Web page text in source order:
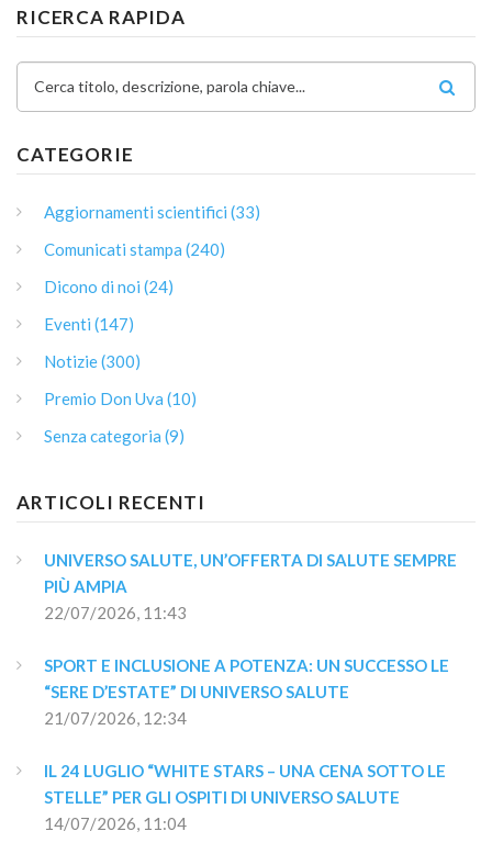
RICERCA RAPIDA
Cerca titolo, descrizione, parola chiave...
CATEGORIE
Aggiornamenti scientifici (33)
Comunicati stampa (240)
Dicono di noi (24)
Eventi (147)
Notizie (300)
Premio Don Uva (10)
Senza categoria (9)
ARTICOLI RECENTI
UNIVERSO SALUTE, UN’OFFERTA DI SALUTE SEMPRE
PIÙ AMPIA
22/07/2026, 11:43
SPORT E INCLUSIONE A POTENZA: UN SUCCESSO LE
“SERE D’ESTATE” DI UNIVERSO SALUTE
21/07/2026, 12:34
IL 24 LUGLIO “WHITE STARS – UNA CENA SOTTO LE
STELLE” PER GLI OSPITI DI UNIVERSO SALUTE
14/07/2026, 11:04